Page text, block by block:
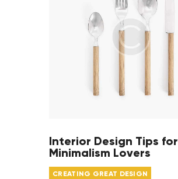
Interior Design Tips for
Minimalism Lovers
CREATING GREAT DESIGN